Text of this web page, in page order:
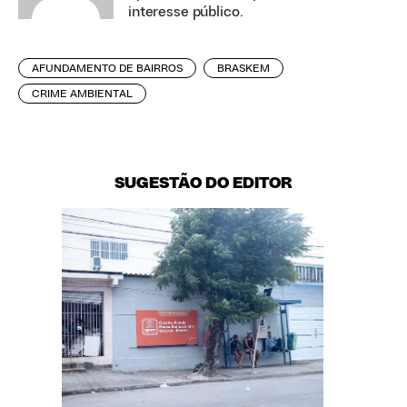
interesse público.
AFUNDAMENTO DE BAIRROS BRASKEM
CRIME AMBIENTAL
SUGESTÃO DO EDITOR